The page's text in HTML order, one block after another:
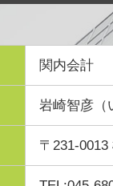
関内会計
岩崎智彦（
〒231-